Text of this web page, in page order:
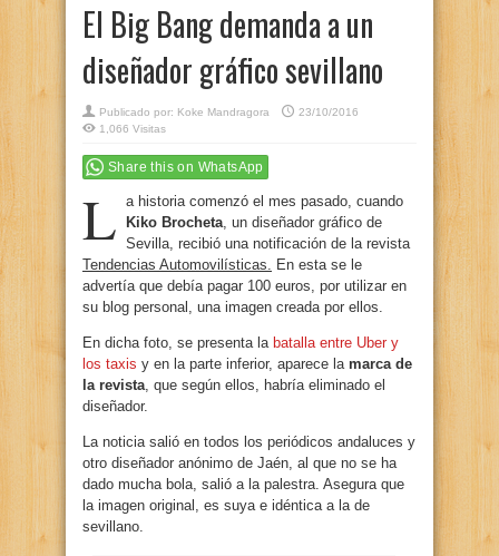
El Big Bang demanda a un
diseñador gráfico sevillano
Publicado por: Koke Mandragora
23/10/2016
1,066 Visitas
Share this on WhatsApp
L a historia comenzó el mes pasado, cuando
Kiko Brocheta, un diseñador gráfico de
Sevilla, recibió una notificación de la revista
Tendencias Automovilísticas. En esta se le
advertía que debía pagar 100 euros, por utilizar en
su blog personal, una imagen creada por ellos.
En dicha foto, se presenta la batalla entre Uber y
los taxis y en la parte inferior, aparece la marca de
la revista, que según ellos, habría eliminado el
diseñador.
La noticia salió en todos los periódicos andaluces y
otro diseñador anónimo de Jaén, al que no se ha
dado mucha bola, salió a la palestra. Asegura que
la imagen original, es suya e idéntica a la de
sevillano.